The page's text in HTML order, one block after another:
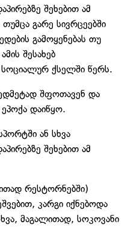
შეხებით ამ
გარე სივრცეებში
გამოყენებას თუ
შესახებ
სოციალურ ქსელში წერს.
შფოთავენ და
დაიწყო.
ან სხვა
შეხებით ამ
რესტორნებში)
კარგი იქნებოდა
მაგალითად, სოკოვანი